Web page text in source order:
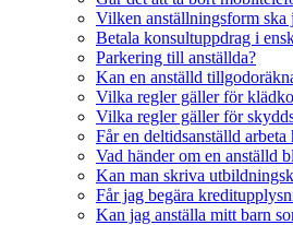
Vilken anställningsform ska
Betala konsultuppdrag i
Parkering till anställda?
Kan en anställd
Vilka regler gäller för
Vilka regler gäller för
Får en deltidsanställd
Vad händer om en anställd
Kan man skriva
Får jag begära
Kan jag anställa mitt barn